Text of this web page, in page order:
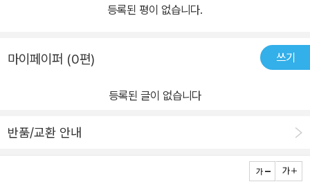
등록된 평이 없습니다.
마이페이퍼 (0편) 쓰기
등록된 글이 없습니다
반품/교환 안내